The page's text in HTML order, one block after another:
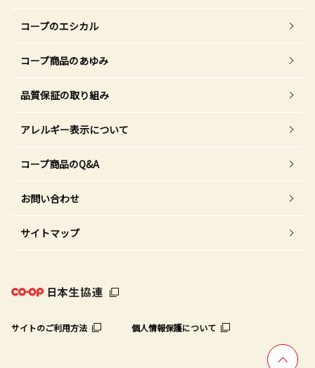
コープのエシカル
コープ商品のあゆみ
品質保証の取り組み
アレルギー表示について
コープ商品のQ&A
お問い合わせ
サイトマップ
サイトのご利用方法 個人情報保護について